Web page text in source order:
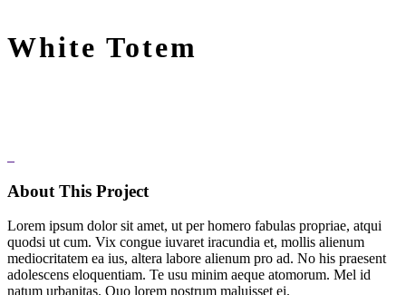
White Totem
About This Project
Lorem ipsum dolor sit amet, ut per homero fabulas propriae, atqui
quodsi ut cum. Vix congue iuvaret iracundia et, mollis alienum
mediocritatem ea ius, altera labore alienum pro ad. No his praesent
adolescens eloquentiam. Te usu minim aeque atomorum. Mel id
natum urbanitas. Quo lorem nostrum maluisset ei.